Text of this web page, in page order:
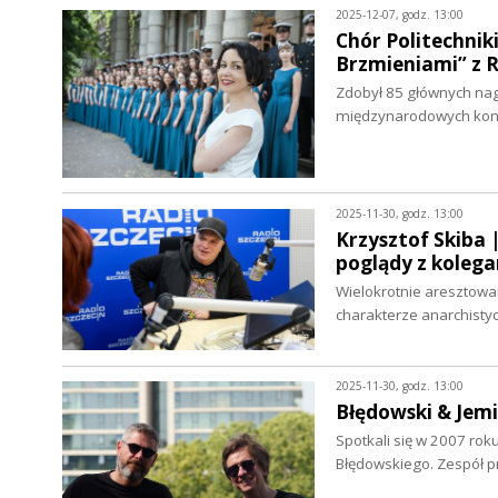
2025-12-07, godz. 13:00
Chór
Brzmieniami” z
Zdobył 85 głównych
międzynarodowych
2025-11-30, godz. 13:00
Krzysztof Skiba
poglądy z
Wielokrotnie
charakterze
2025-11-30, godz. 13:00
Błędowski &
Spotkali się w 2007
Błędowskiego. Zespół